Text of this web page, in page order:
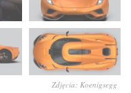
Zdjęcia: Koenigsegg